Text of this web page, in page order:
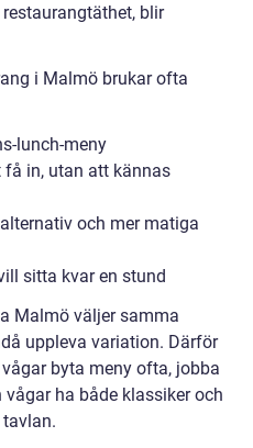
blir
i Malmö brukar ofta
lunch-meny
in, utan att kännas
och mer matiga
sitta kvar en stund
Malmö väljer samma
uppleva variation. Därför
byta meny ofta, jobba
ha både klassiker och